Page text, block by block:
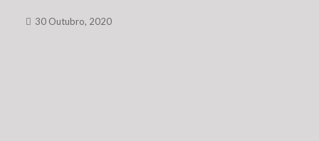
30 Outubro, 2020